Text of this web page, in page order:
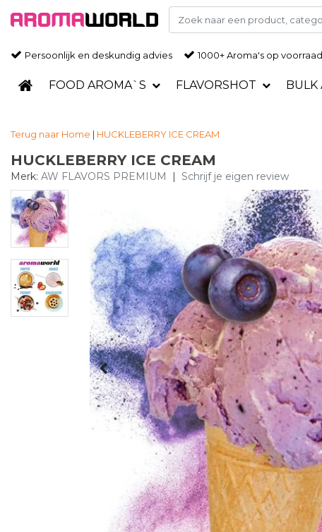
Persoonlijk en deskundig advies 1000+ Aroma's op voorraad
FOOD AROMA`S FLAVORSHOT BULK
Terug naar Home | HUCKLEBERRY ICE CREAM
HUCKLEBERRY ICE CREAM
Merk: AW FLAVORS PREMIUM | Schrijf je eigen review